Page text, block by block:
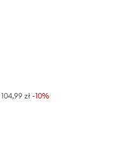
104,99 zł -10%